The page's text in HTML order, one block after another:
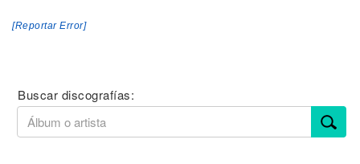
[Reportar Error]
Buscar discografías: